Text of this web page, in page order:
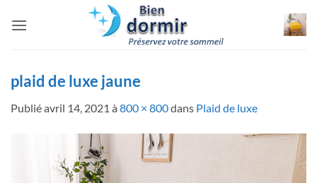
plaid de luxe jaune
Publiéavril 14, 2021 à 800 × 800dans Plaid de luxe